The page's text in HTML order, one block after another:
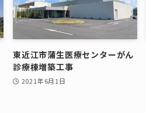
東近江市蒲生医療センターがん
診療棟増築工事
2021年6月1日